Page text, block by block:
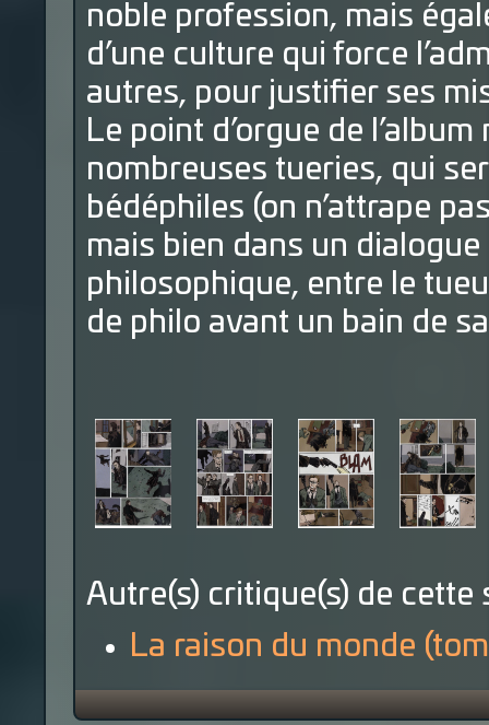
noble profession, mais
d’une culture qui force
autres, pour justifier ses
Le point d’orgue de
nombreuses tueries, qui
bédéphiles (on n’attrape
mais bien dans un
philosophique, entre le
de philo avant un bain de
Autre(s) critique(s) de cette
La raison du monde